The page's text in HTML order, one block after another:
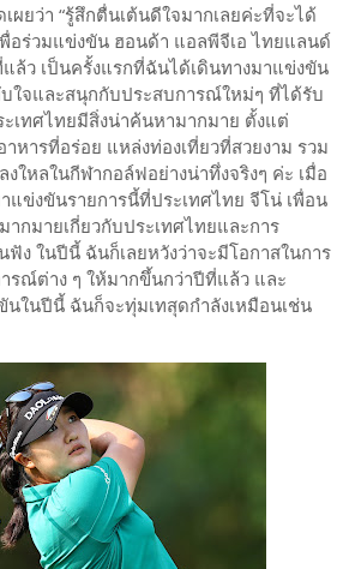
ผยว่า “รู้สึกตื่นเต้นดีใจมากเลยค่ะที่จะได้
อร่วมแข่งขัน ฮอนด้า แอลพีจีเอ ไทยแลนด์
ล้ว เป็นครั้งแรกที่ฉันได้เดินทางมาแข่งขัน
ใจและสนุกกับประสบการณ์ใหม่ๆ ที่ได้รับ
ะเทศไทยมีสิ่งน่าค้นหามากมาย ตั้งแต่
หารที่อร่อย แหล่งท่องเที่ยวที่สวยงาม รวม
หลในกีฬากอล์ฟอย่างน่าทึ่งจริงๆ ค่ะ เมื่อ
ข่งขันรายการนี้ที่ประเทศไทย จีโน่ เพื่อน
ากมายเกี่ยวกับประเทศไทยและการ
ง ในปีนี้ ฉันก็เลยหวังว่าจะมีโอกาสในการ
รณ์ต่าง ๆ ให้มากขึ้นกว่าปีที่แล้ว และ
ในปีนี้ ฉันก็จะทุ่มเทสุดกำลังเหมือนเช่น